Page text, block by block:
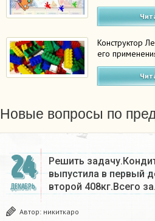
Конструктор
его
Новые вопросы по
24
ДЕКАБРЬ
Решить
выпустила в первый
второй 408кг.Всего
Автор: никиткаро